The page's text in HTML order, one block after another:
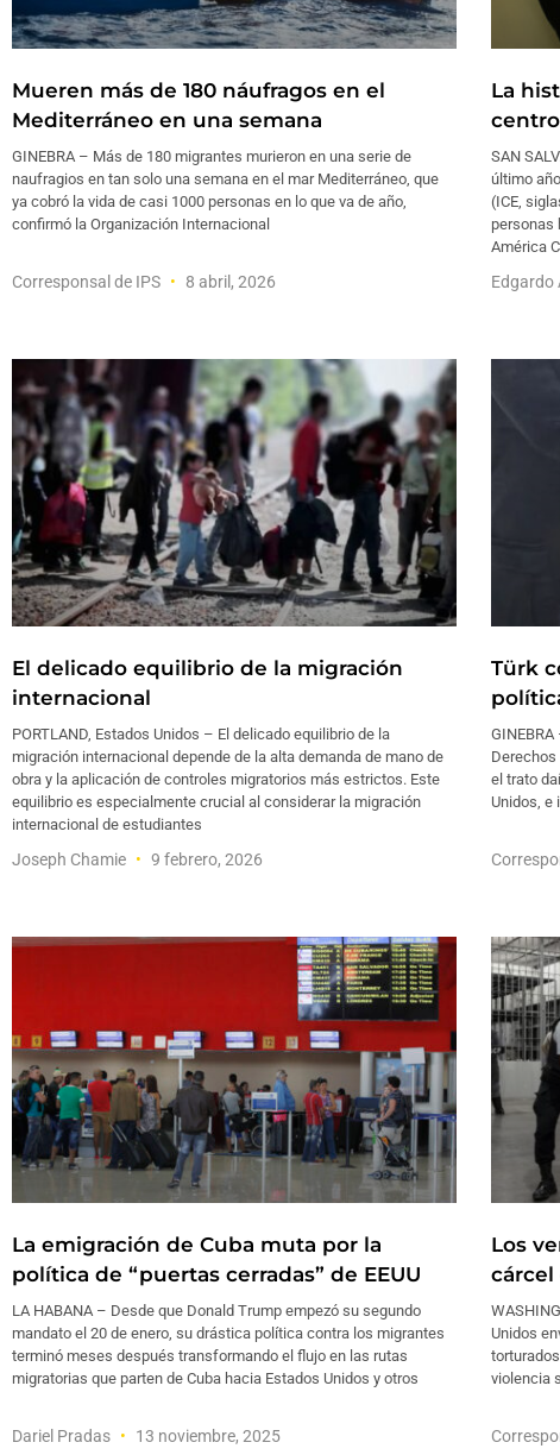
Mueren más de 180 náufragos en el
Mediterráneo en una semana
GINEBRA – Más de 180 migrantes murieron en una serie de
naufragios en tan solo una semana en el mar Mediterráneo, que
ya cobró la vida de casi 1000 personas en lo que va de año,
confirmó la Organización Internacional
Corresponsal de IPS 8 abril, 2026
La
SAN
último
(ICE,
personas
América
Edgardo
El delicado equilibrio de la migración
internacional
PORTLAND, Estados Unidos – El delicado equilibrio de la
migración internacional depende de la alta demanda de mano de
obra y la aplicación de controles migratorios más estrictos. Este
equilibrio es especialmente crucial al considerar la migración
internacional de estudiantes
Joseph Chamie 9 febrero, 2026
Türk
el trato
Unidos, e
La emigración de Cuba muta por la
política de “puertas cerradas” de EEUU
LA HABANA – Desde que Donald Trump empezó su segundo
mandato el 20 de enero, su drástica política contra los migrantes
terminó meses después transformando el flujo en las rutas
migratorias que parten de Cuba hacia Estados Unidos y otros
Dariel Pradas 13 noviembre, 2025
Los
cárcel
Unidos
violencia